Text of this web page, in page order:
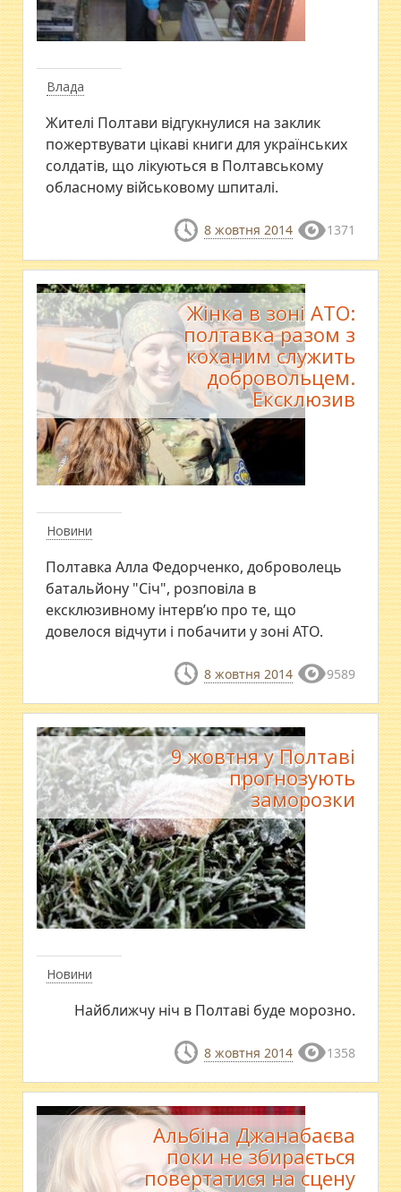
Влада
Жителі Полтави відгукнулися на заклик
пожертвувати цікаві книги для українських
солдатів, що лікуються в Полтавському
обласному військовому шпиталі.
8 жовтня 2014 1371
Новини
Жінка в зоні АТО:
полтавка разом з
коханим служить
добровольцем.
Ексклюзив
Полтавка Алла Федорченко, доброволець
батальйону "Січ", розповіла в
ексклюзивному інтерв’ю про те, що
довелося відчути і побачити у зоні АТО.
8 жовтня 2014 9589
Новини
9 жовтня у Полтаві
прогнозують
заморозки
Найближчу ніч в Полтаві буде морозно.
8 жовтня 2014 1358
Альбіна Джанабаєва
поки не збирається
повертатися на сцену